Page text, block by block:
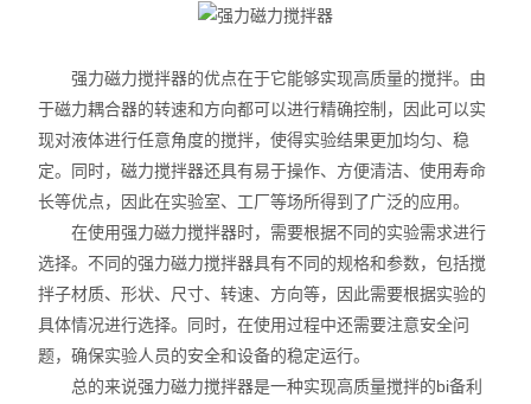
旋片式真空泵/油泵
智能控温仪
油、水浴锅
电动搅拌器
水热合成反应釜/消解罐
电加热板
强力磁力搅拌器的优点在于它能够实现高质量的搅拌。由
于磁力耦合器的转速和方向都可以进行精确控制，因此可以实
现对液体进行任意角度的搅拌，使得实验结果更加均匀、稳
定。同时，磁力搅拌器还具有易于操作、方便清洁、使用寿命
长等优点，因此在实验室、工厂等场所得到了广泛的应用。
在使用强力磁力搅拌器时，需要根据不同的实验需求进行
选择。不同的强力磁力搅拌器具有不同的规格和参数，包括搅
拌子材质、形状、尺寸、转速、方向等，因此需要根据实验的
具体情况进行选择。同时，在使用过程中还需要注意安全问
题，确保实验人员的安全和设备的稳定运行。
总的来说强力磁力搅拌器是一种实现高质量搅拌的bi备利